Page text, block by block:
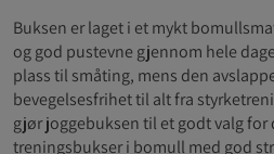
Buksen er laget i et mykt
og god pustevne gjennom hele
plass til småting, mens den
bevegelsesfrihet til alt fra
gjør joggebuksen til et godt valg
treningsbukser i bomull med god